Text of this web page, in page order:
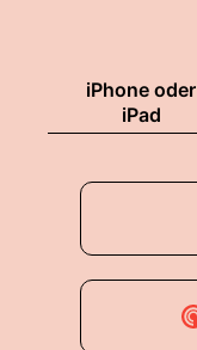
iPhone oder
iPad